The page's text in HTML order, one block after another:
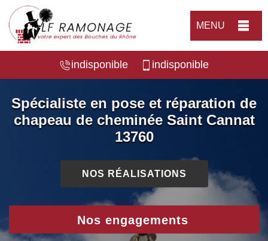
MENU
indisponible indisponible
Spécialiste en pose et réparation de
chapeau de cheminée Saint Cannat
13760
NOS RÉALISATIONS
Nos engagements